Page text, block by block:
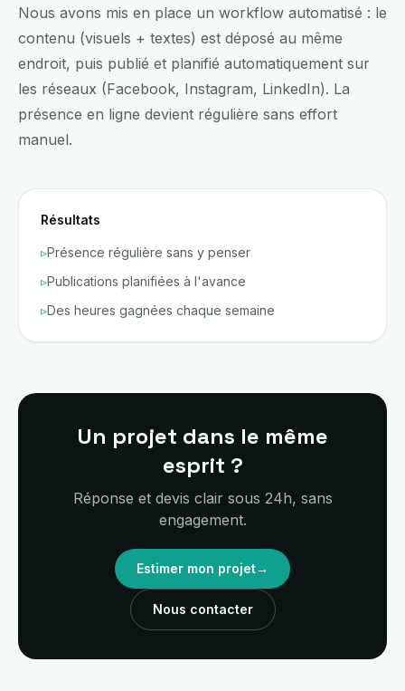
Nous avons mis en place un workflow automatisé : le
contenu (visuels + textes) est déposé au même
endroit, puis publié et planifié automatiquement sur
les réseaux (Facebook, Instagram, LinkedIn). La
présence en ligne devient régulière sans effort
manuel.
Résultats
▹Présence régulière sans y penser
▹Publications planifiées à l'avance
▹Des heures gagnées chaque semaine
Un projet dans le même
esprit ?
Réponse et devis clair sous 24h, sans
engagement.
Estimer mon projet→
Nous contacter